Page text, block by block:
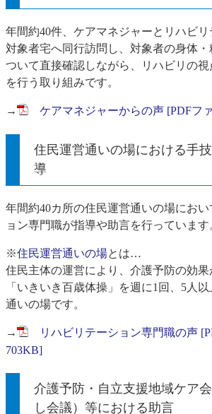
年間約40件、ケアマネジャーとリハビ
対象者宅へ同行訪問し、対象者の身体
ついて直接確認しながら、リハビリの
を行う取り組みです。
→ ケアマネジャーからの声 [PDFフ
住民運営通いの場における手
導
年間約40カ所の住民運営通いの場にお
ョン専門職が指導や助言を行っています
※住民運営通いの場とは…
住民主体の運営により、介護予防の効
「いきいき百歳体操」を週に1回、5人
通いの場です。
→
リハビリテーション専門職の声
703KB]
介護予防・自立支援地域ケア
し会議）等における助言